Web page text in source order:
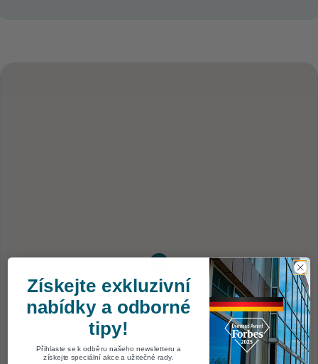
Získejte exkluzivní
nabídky a odborné
tipy!
Přihlaste se k odběru našeho newsletteru a
získejte speciální akce a užitečné rady.